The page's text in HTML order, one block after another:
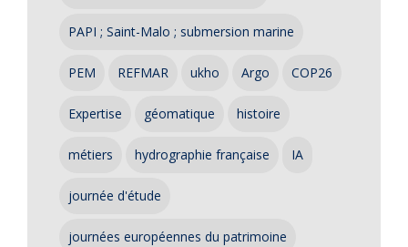
PAPI ; Saint-Malo ; submersion marine
PEM REFMAR ukho Argo COP26
Expertise géomatique histoire
métiers hydrographie française IA
journée d'étude
journées européennes du patrimoine